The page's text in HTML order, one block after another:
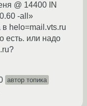
@ 14400 IN
-all»
в helo=mail.vts.ru
есть. или надо
автор топика